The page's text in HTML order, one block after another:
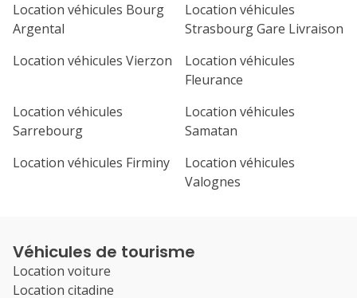
Location véhicules Bourg
Argental
Location véhicules
Strasbourg Gare Livraison
Location véhicules Vierzon
Location véhicules
Fleurance
Location véhicules
Sarrebourg
Location véhicules
Samatan
Location véhicules Firminy
Location véhicules
Valognes
Véhicules de tourisme
Location voiture
Location citadine